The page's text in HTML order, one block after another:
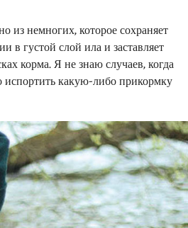
из немногих, которое сохраняет
в густой слой ила и заставляет
корма. Я не знаю случаев, когда
испортить какую-либо прикормку